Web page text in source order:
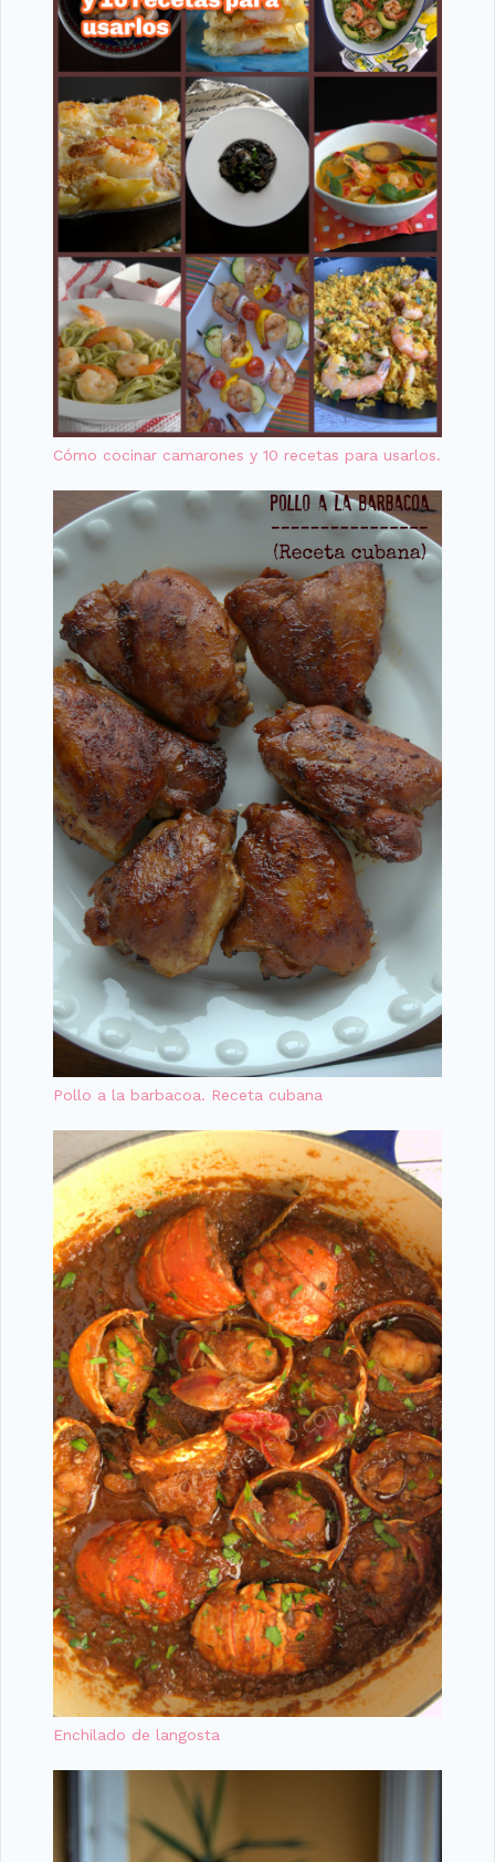
Cómo cocinar camarones y 10 recetas para usarlos.
Pollo a la barbacoa. Receta cubana
Enchilado de langosta